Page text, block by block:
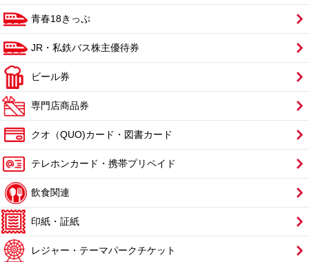
青春18きっぷ
JR・私鉄バス株主優待券
ビール券
専門店商品券
クオ（QUO)カード・図書カード
テレホンカード・携帯プリペイド
飲食関連
印紙・証紙
レジャー・テーマパークチケット